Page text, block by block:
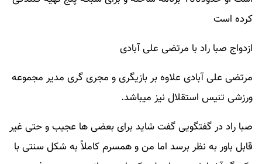
کرده است
ازدواج صبا راد با مرتضی علی آبادی
مرتضی علی آبادی علاوه بر بازیگری و مجری گری مدیر مجموعه
ورزشی تنیس استقلال نیز میباشد.
صبا راد در گفتگویی گفت شاید برای بعضی ها عجیب و حتی غیر
قابل باور به نظر برسد اما من و همسرم کاملاً به شکل سنتی با